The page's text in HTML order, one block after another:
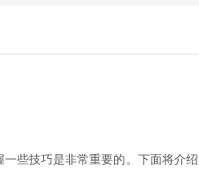
一些技巧是非常重要的。下面将介绍